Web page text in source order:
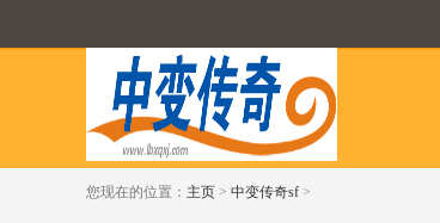
您现在的位置： 主页 > 中变传奇sf >